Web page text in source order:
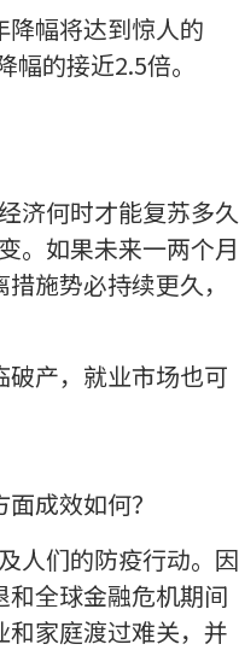
幅将达到惊人的
的接近2.5倍。
济何时才能复苏多久
。如果未来一两个月
施势必持续更久，
产，就业市场也可
成效如何？
人们的防疫行动。因
全球金融危机期间
家庭渡过难关，并